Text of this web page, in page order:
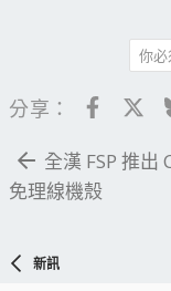
你必
分享：
全漢 FSP 推出
免理線機殼
新訊